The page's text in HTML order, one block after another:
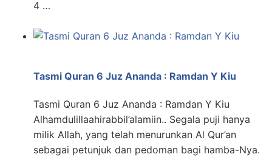
4 …
Tasmi Quran 6 Juz Ananda : Ramdan Y Kiu
Tasmi Quran 6 Juz Ananda : Ramdan Y Kiu
Alhamdulillaahirabbil’alamiin.. Segala puji hanya
milik Allah, yang telah menurunkan Al Qur’an
sebagai petunjuk dan pedoman bagi hamba-Nya.